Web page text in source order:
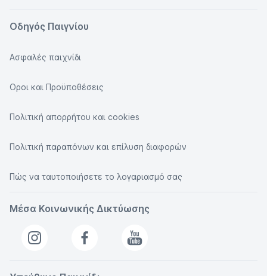
Οδηγός Παιγνίου
Ασφαλές παιχνίδι
Οροι και Προϋποθέσεις
Πολιτική απορρήτου και cookies
Πολιτική παραπόνων και επίλυση διαφορών
Πώς να ταυτοποιήσετε το λογαριασμό σας
Μέσα Κοινωνικής Δικτύωσης